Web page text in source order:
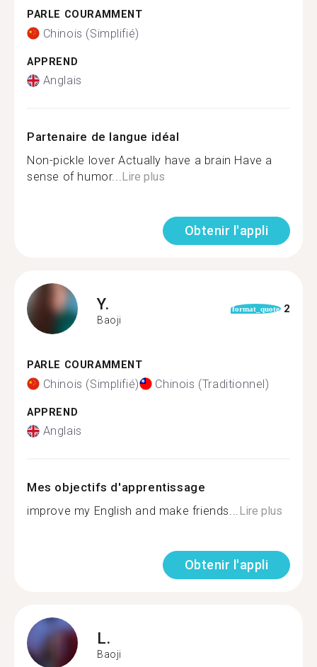
PARLE COURAMMENT
Chinois (Simplifié)
APPREND
Anglais
Partenaire de langue idéal
Non-pickle lover Actually have a brain Have a
sense of humor...Lire plus
Obtenir l'appli
Y.
Baoji
format_quote 2
PARLE COURAMMENT
Chinois (Simplifié) Chinois (Traditionnel)
APPREND
Anglais
Mes objectifs d'apprentissage
improve my English and make friends...Lire plus
Obtenir l'appli
L.
Baoji